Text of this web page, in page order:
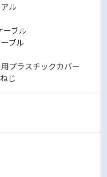
ル
ーブル
ブル
プラスチックカバー
じ